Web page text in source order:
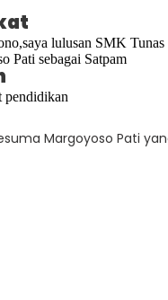
lulusan SMK
Pati sebagai Satpam
pendidikan
Margoyoso Pati